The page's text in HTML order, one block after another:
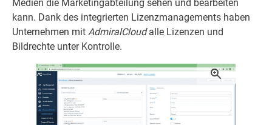
Medien die Marketingabteilung sehen und bearbeiten
kann. Dank des integrierten Lizenzmanagements haben
Unternehmen mit AdmiralCloudalle Lizenzen und
Bildrechte unter Kontrolle.